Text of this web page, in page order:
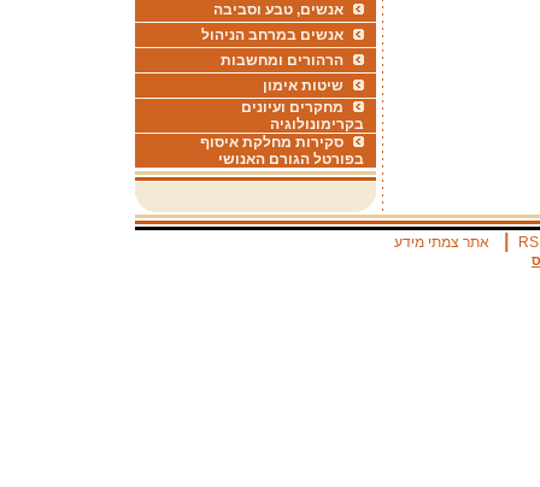
אנשים, טבע וסביבה
אנשים במרחב הניהול
הרהורים ומחשבות
שיטות אימון
מחקרים ועיונים
בקרימונולוגיה
סקירות מחלקת איסוף
בפורטל הגורם האנושי
אתר צמתי מידע